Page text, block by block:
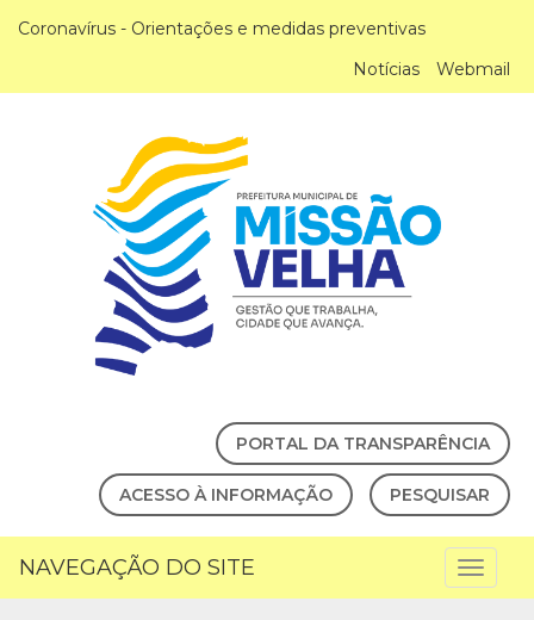
Coronavírus - Orientações e medidas preventivas
Notícias
Webmail
PORTAL DA TRANSPARÊNCIA
ACESSO À INFORMAÇÃO PESQUISAR
NAVEGAÇÃO DO SITE